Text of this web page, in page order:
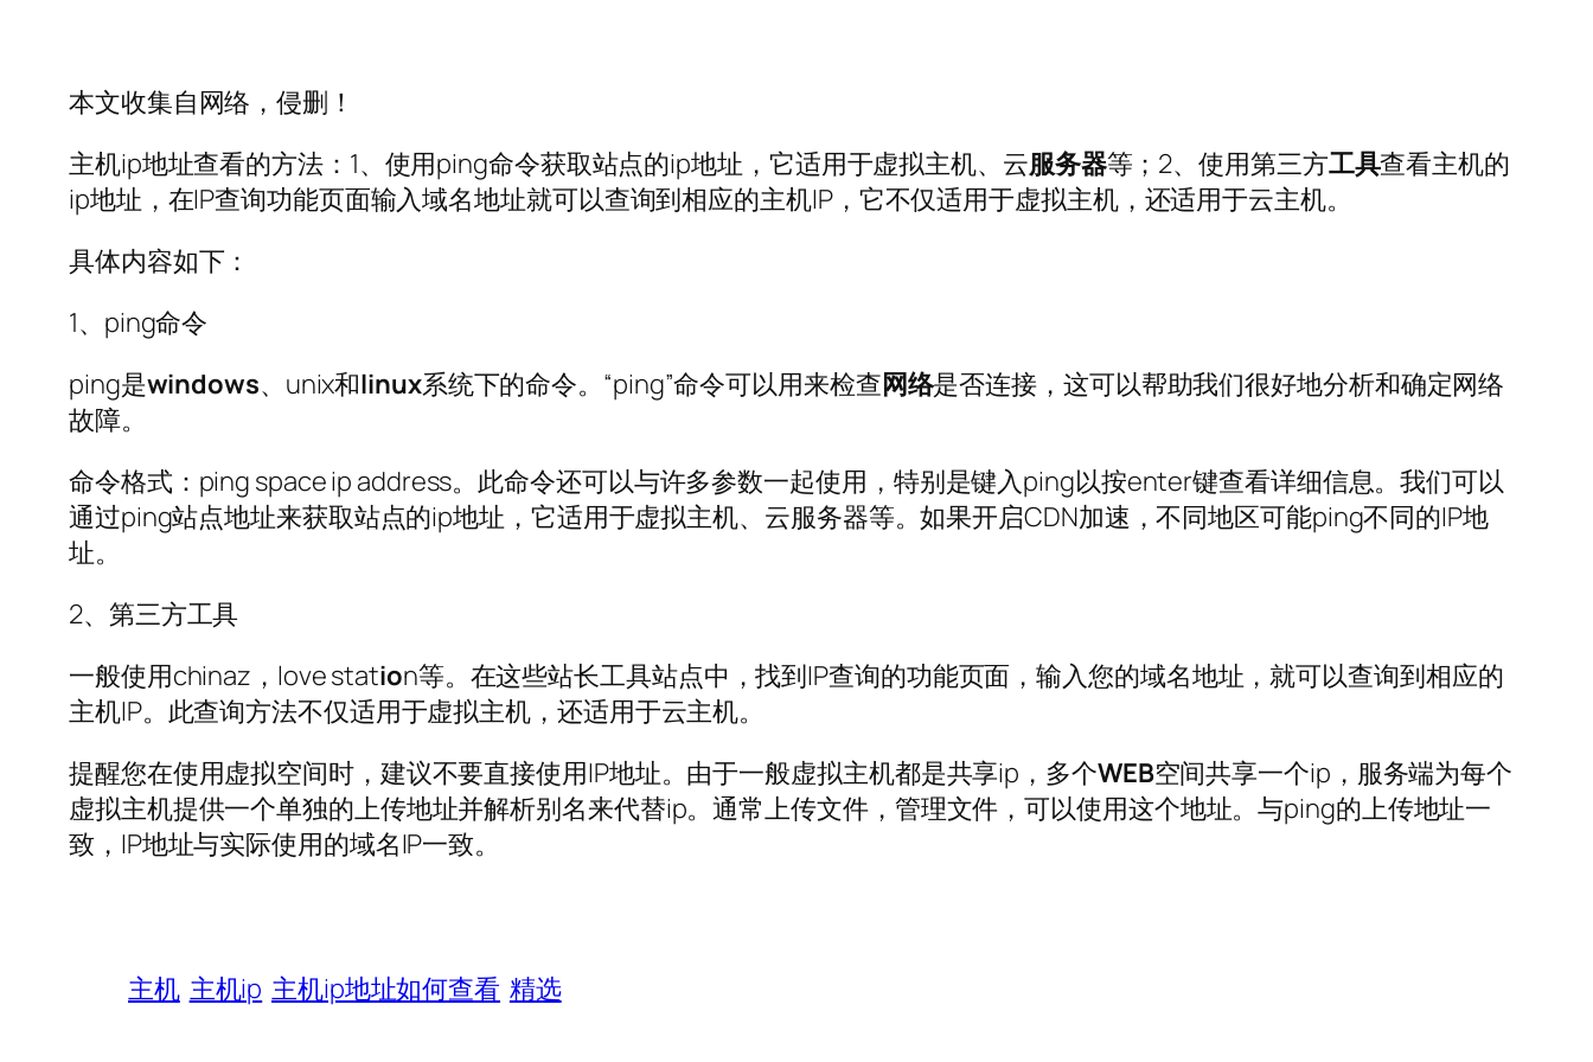
本文收集自网络，侵删！
主机ip地址查看的方法：1、使用ping命令获取站点的ip地址，它适用于虚拟主机、云服务器等；2、使用第三方工具查看主机的
ip地址，在IP查询功能页面输入域名地址就可以查询到相应的主机IP，它不仅适用于虚拟主机，还适用于云主机。
具体内容如下：
1、ping命令
ping是windows、unix和linux系统下的命令。“ping”命令可以用来检查网络是否连接，这可以帮助我们很好地分析和确定网络
故障。
命令格式：ping space ip address。此命令还可以与许多参数一起使用，特别是键入ping以按enter键查看详细信息。我们可以
通过ping站点地址来获取站点的ip地址，它适用于虚拟主机、云服务器等。如果开启CDN加速，不同地区可能ping不同的IP地
址。
2、第三方工具
一般使用chinaz，love station等。在这些站长工具站点中，找到IP查询的功能页面，输入您的域名地址，就可以查询到相应的
主机IP。此查询方法不仅适用于虚拟主机，还适用于云主机。
提醒您在使用虚拟空间时，建议不要直接使用IP地址。由于一般虚拟主机都是共享ip，多个WEB空间共享一个ip，服务端为每个
虚拟主机提供一个单独的上传地址并解析别名来代替ip。通常上传文件，管理文件，可以使用这个地址。与ping的上传地址一
致，IP地址与实际使用的域名IP一致。
主机 主机ip 主机ip地址如何查看 精选